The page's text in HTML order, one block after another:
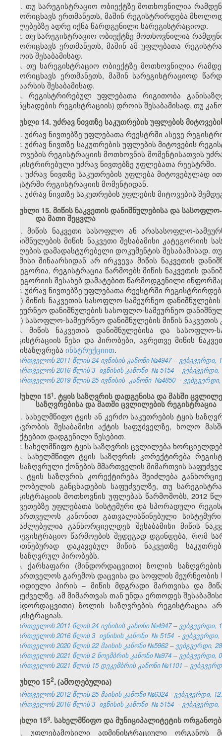
1. თუ სარეგისტრაციო ობიექტზე მოთხოვნილია
გამორიცხავს ერთმანეთს, მაშინ რეგისტრირდება
უფლებებზე ადრე იქნა წარდგენილი სარეგისტრაციოდ.
2. თუ სარეგისტრაციო ობიექტზე მოთხოვნილია
გამორიცხავს ერთმანეთს, მაშინ ამ უფლებათა
დროის შესაბამისად.
3. თუ სარეგისტრაციო ობიექტზე მოთხოვნილია
გამორიცხავს ერთმანეთს, მაშინ სარეგისტრაციოდ
შინაარსის შესაბამისად.
4. რეგისტრირებულ უფლებათა რიგითობა
(განცხადების რეგისტრაციის) დროის შესაბამისად, თუ
მუხლი 14. უძრავ ნივთზე საკუთრების უფლების
1. უძრავ ნივთებზე უფლებათა რეესტრში ასევე
2. უძრავ ნივთზე საკუთრების უფლების მიტოვების
მიტოვების რეგისტრაციის მოთხოვნის მომენტისათვის
რეგისტრირებული უძრავ ნივთებზე უფლებათა რეესტრში.
3. უძრავ ნივთზე საკუთრების უფლება მიტოვებულად
რეესტრში რეგისტრაციის მომენტიდან.
4. უძრავ ნივთზე საკუთრების უფლების მიტოვების
მუხლი 15. მიწის ნაკვეთის დანიშნულებისა და
და მათი შეცვლა
1. მიწის ნაკვეთი სასოფლო ან არასასოფლო-
დანიშნულების მიწის ნაკვეთი შესაბამისი
უფლების დამადასტურებელი დოკუმენტის
ან მისი შინაარსიდან არ ირკვევა მიწის ნაკვეთის
კატეგორია, რეგისტრაცია წარმოებს მიწის ნაკვეთის
კატეგორიის შესახებ დამატებით წარმოდგენილი
2. უძრავ ნივთებზე უფლებათა რეესტრში
ა) მიწის ნაკვეთის სასოფლო-სამეურნეო
სამეურნეო დანიშნულების სასოფლო-სამეურნეო
ბ) სასოფლო-სამეურნეო დანიშნულების მიწის
3. მიწის ნაკვეთის დანიშნულებისა და სასოფლო-
რეგისტრაციის წესი და პირობები, აგრეთვე მიწის
განისაზღვრება ინსტრუქციით.
საქართველოს 2011 წლის 24 ივნისის კანონი №4947 – ვებგვერდი,
საქართველოს 2016 წლის 3 ივნისის კანონი № 5154 - ვებგვერდი,
საქართველოს 2019 წლის 25 ივნისის კანონი №4850 - ვებგვერდი,
მუხლი 15​1. ტყის საზღვრის დადგენისა და მასში
საზღვრებისა და მათში ცვლილების რეგისტრაცია
1. სახელმწიფო ტყის ან კერძო საკუთრების ტყის
მთავრობის შესაბამისი აქტის საფუძველზე, ხოლო
პუნქტებით დადგენილი წესებით.
2. სახელმწიფო ტყის საზღვრის ცვლილება
3. სახელმწიფო ტყის საზღვრის კორექტირება
განსაზღვრული ქონების მმართველის მიმართვის
4. ტყის საზღვრის კორექტირება შეიძლება
მფლობელის განცხადების საფუძველზე, თუ
რეგისტრაციის მოთხოვნის უფლებას წარმოშობს, 2012
ნაკვეთებზე უფლებათა სისტემური და სპორადული
საქართველოს კანონით გათვალისწინებული
შესაძლებელია განხორციელდეს შესაბამისი მიწის
სარეგისტრაციო წარმოების შედეგად დგინდება, რომ
თვითნებურად დაკავებულ მიწის ნაკვეთზე
განსაზღვრულ პირობებს.
5. ქარსაფარი (მინდორდაცვითი) ზოლის
საქართველოს გარემოს დაცვისა და სოფლის
იურიდიული პირის − მიწის მდგრადი მართვისა და
საფუძველზე. ამ მიმართვას თან უნდა ერთოდეს
(მინდორდაცვითი) ზოლის საზღვრების რეგისტრაცია
რეგისტრაციას.
საქართველოს 2011 წლის 24 ივნისის კანონი №4947 – ვებგვერდი,
საქართველოს 2016 წლის 3 ივნისის კანონი № 5154 - ვებგვერდი,
საქართველოს 2020 წლის 22 მაისის კანონი №5962 – ვებგვერდი,
საქართველოს 2021 წლის 2 ნოემბრის კანონი №974 – ვებგვერდი,
საქართველოს 2021 წლის 15 დეკემბრის კანონი №1101 –
მუხლი 15​2.(ამოღებულია)
საქართველოს 2012 წლის 25 მაისის კანონი №6324 - ვებგვერდი,
საქართველოს 2016 წლის 3 ივნისის კანონი № 5154 - ვებგვერდი,
მუხლი 15​3. სახელმწიფო და მუნიციპალიტეტის
1. უფლებამოსილი ადმინისტრაციული ორგანოს